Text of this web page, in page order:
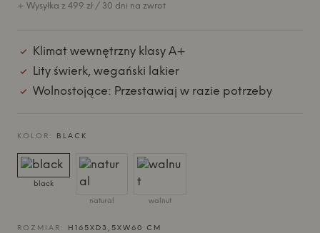
+ Wysyłka z 499 zł / 30 dni na zwrot
Klimat wewnętrzny klasy A+
Lity świerk, wegański lakier
Wolnostojące: Przestawiaj w razie potrzeby
KOLOR: BLACK
black
natural walnut
ROZMIAR: H165XD3,5XW60 CM